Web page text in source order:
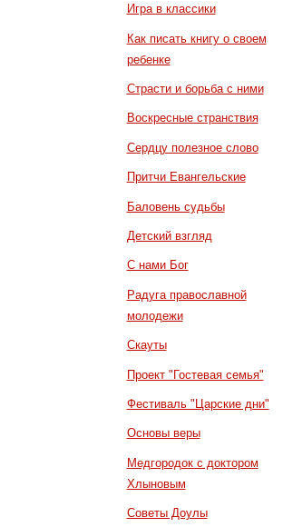
Игра в классики
Как писать книгу о своем
ребенке
Страсти и борьба с ними
Воскресные странствия
Сердцу полезное слово
Притчи Евангельские
Баловень судьбы
Детский взгляд
С нами Бог
Радуга православной
молодежи
Скауты
Проект "Гостевая семья"
Фестиваль "Царские дни"
Основы веры
Медгородок с доктором
Хлыновым
Советы Доулы